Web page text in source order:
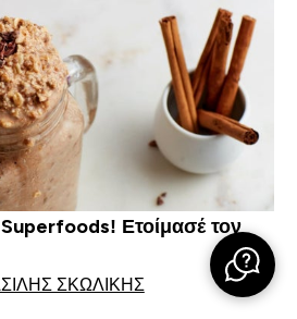
Ετοίμασέ τον
ΣΚΩΛΊΚΗΣ